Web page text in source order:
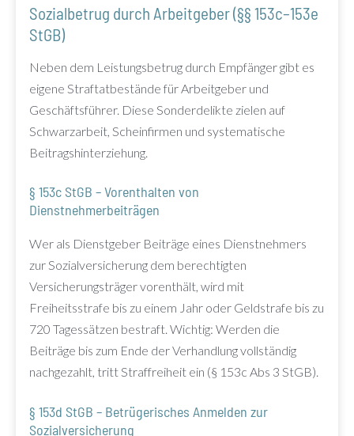
Sozialbetrug durch Arbeitgeber (§§ 153c–153e
StGB)
Neben dem Leistungsbetrug durch Empfänger gibt es
eigene Straftatbestände für Arbeitgeber und
Geschäftsführer. Diese Sonderdelikte zielen auf
Schwarzarbeit, Scheinfirmen und systematische
Beitragshinterziehung.
§ 153c StGB – Vorenthalten von
Dienstnehmerbeiträgen
Wer als Dienstgeber Beiträge eines Dienstnehmers
zur Sozialversicherung dem berechtigten
Versicherungsträger vorenthält, wird mit
Freiheitsstrafe bis zu einem Jahr oder Geldstrafe bis zu
720 Tagessätzen bestraft. Wichtig: Werden die
Beiträge bis zum Ende der Verhandlung vollständig
nachgezahlt, tritt Straffreiheit ein (§ 153c Abs 3 StGB).
§ 153d StGB – Betrügerisches Anmelden zur
Sozialversicherung